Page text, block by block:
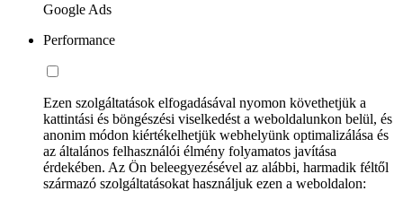
Google Ads
Performance
Ezen szolgáltatások elfogadásával nyomon követhetjük a
kattintási és böngészési viselkedést a weboldalunkon belül, és
anonim módon kiértékelhetjük webhelyünk optimalizálása és
az általános felhasználói élmény folyamatos javítása
érdekében. Az Ön beleegyezésével az alábbi, harmadik féltől
származó szolgáltatásokat használjuk ezen a weboldalon: